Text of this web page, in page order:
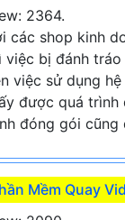
2364.
các shop kinh
việc bị đánh
việc sử dụng
được quá trình
đóng gói cũng
Mềm Quay